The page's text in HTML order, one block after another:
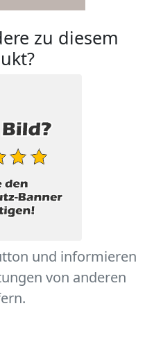
zu diesem
und informieren
von anderen